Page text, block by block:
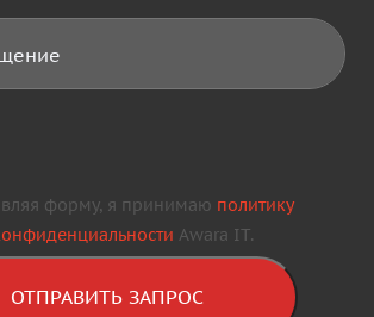
форму, я принимаю политику
Awara IT.
ОТПРАВИТЬ ЗАПРОС